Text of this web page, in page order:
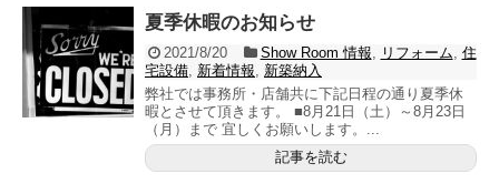
夏季休暇のお知らせ
2021/8/20 Show Room 情報 リフォーム 住
宅設備 新着情報
新築納入
弊社では事務所・店舗共に下記日程の通り夏季休
暇とさせて頂きます。 ■8月21日（土）～8月23日
（月）まで 宜しくお願いします。...
記事を読む